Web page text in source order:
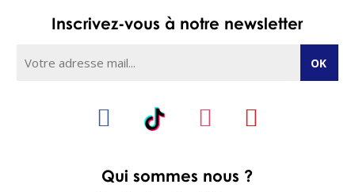
Qui sommes nous ?
Inscrivez-vous à notre newsletter